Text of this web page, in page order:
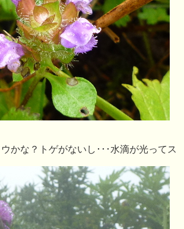
かな？トゲがないし･･･水滴が光ってス